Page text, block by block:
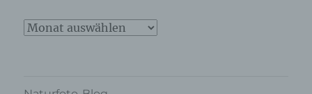
ArchiveEinschränkung der Verarbeitung ist die